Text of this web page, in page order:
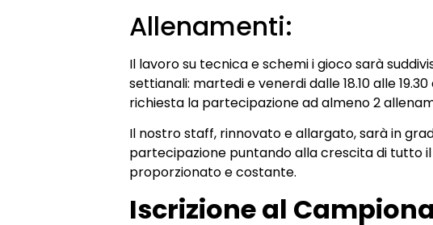
Allenamenti:
Il lavoro su tecnica e schemi i gioco sarà
settianali: martedi e venerdi dalle 18.10 alle 19.30
richiesta la partecipazione ad almeno 2
Il nostro staff, rinnovato e allargato, sarà in
partecipazione puntando alla crescita di tutto
proporzionato e costante.
Iscrizione al